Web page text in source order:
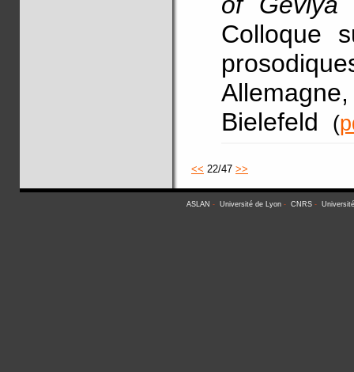
Colloque
Bielefeld
(
<< 22/47 >>
ASLAN - Université de Lyon - CNRS -